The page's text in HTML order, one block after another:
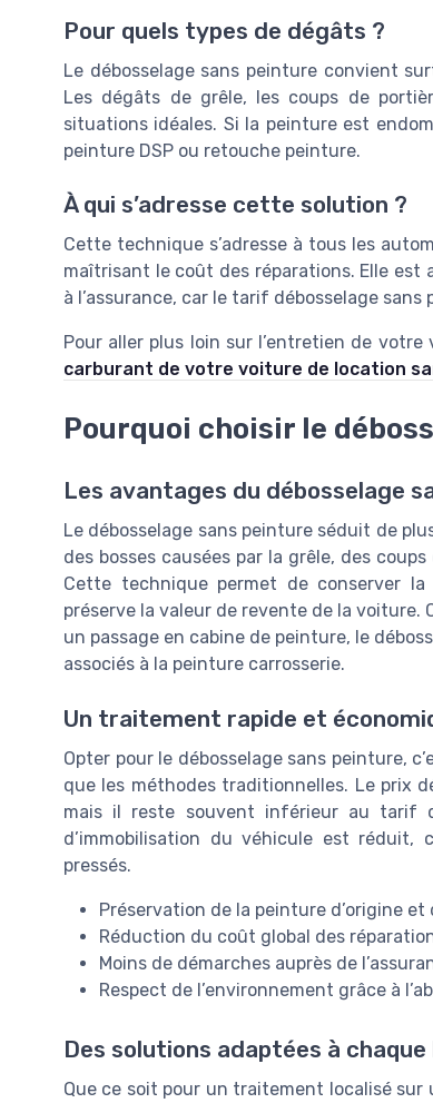
Pour quels types de dégâts ?
Le débosselage sans peinture convient
Les dégâts de grêle, les coups de
situations idéales. Si la peinture est
peinture DSP ou retouche peinture.
À qui s’adresse cette solution ?
Cette technique s’adresse à tous les
maîtrisant le coût des réparations. Elle
à l’assurance, car le tarif débosselage
Pour aller plus loin sur l’entretien de votre
carburant de votre voiture de location
Pourquoi choisir le
Les avantages du débosselage
Le débosselage sans peinture séduit de
des bosses causées par la grêle, des
Cette technique permet de conserver
préserve la valeur de revente de la
un passage en cabine de peinture, le
associés à la peinture carrosserie.
Un traitement rapide et
Opter pour le débosselage sans peinture,
que les méthodes traditionnelles. Le prix
mais il reste souvent inférieur au tarif
d’immobilisation du véhicule est
pressés.
Préservation de la peinture d’origine
Réduction du coût global des
Moins de démarches auprès de
Respect de l’environnement grâce à
Des solutions adaptées à chaque
Que ce soit pour un traitement localisé sur